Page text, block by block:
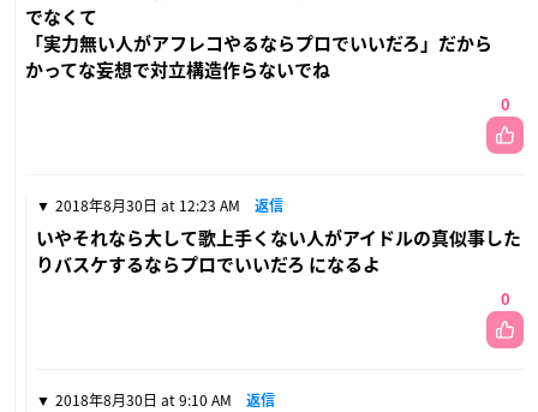
でなくて
「実力無い人がアフレコやるならプロでいいだろ」だから
かってな妄想で対立構造作らないでね
0
2018年8月30日 at 12:23 AM 返信
いやそれなら大して歌上手くない人がアイドルの真似事した
りバスケするならプロでいいだろ になるよ
0
2018年8月30日 at 9:10 AM 返信